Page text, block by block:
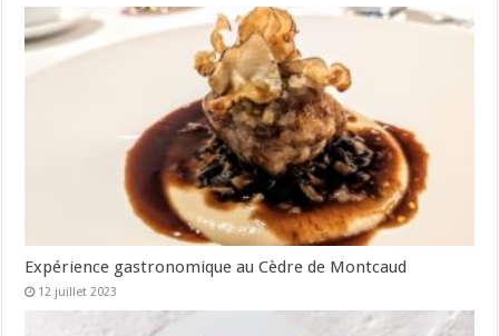
Expérience gastronomique au Cèdre de Montcaud
12 juillet 2023